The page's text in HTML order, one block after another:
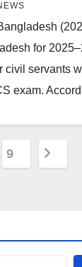
for
civil servants
exam.
9